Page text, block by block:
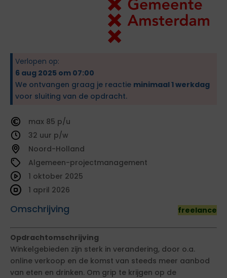
Verlopen op:
6 aug 2025 om 07:00
We ontvangen graag je reactie minimaal 1 werkdag
voor sluiting van de opdracht.
85
32
Noord-Holland
Algemeen-projectmanagement
Omschrijving freelance
1 oktober 2025
1 april 2026
Opdrachtomschrijving
Winkelgebieden zijn sterk in verandering, door o.a.
online verkoop en de komst van steeds meer aanbod
van eten en drinken. Om grip te krijgen op de